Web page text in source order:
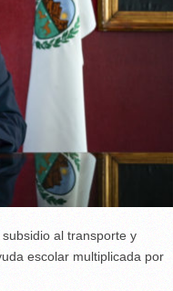
al transporte y
escolar multiplicada por